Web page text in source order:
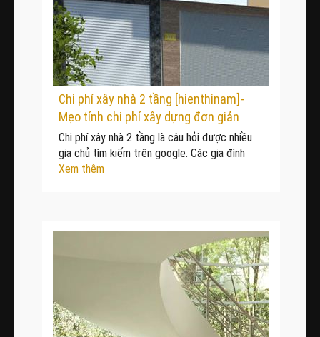
Chi phí xây nhà 2 tầng [hienthinam]-
Mẹo tính chi phí xây dựng đơn giản
Chi phí xây nhà 2 tầng là câu hỏi được nhiều
gia chủ tìm kiếm trên google. Các gia đình
Xem thêm